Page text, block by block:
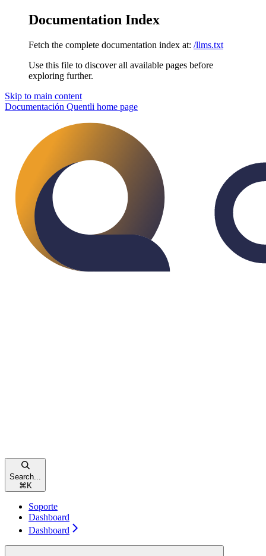
Documentation Index
Fetch the complete documentation index at: /llms.txt
Use this file to discover all available pages before
exploring further.
Skip to main content
Documentación Quentli home page
Search...
⌘ K
Soporte
Dashboard
Dashboard